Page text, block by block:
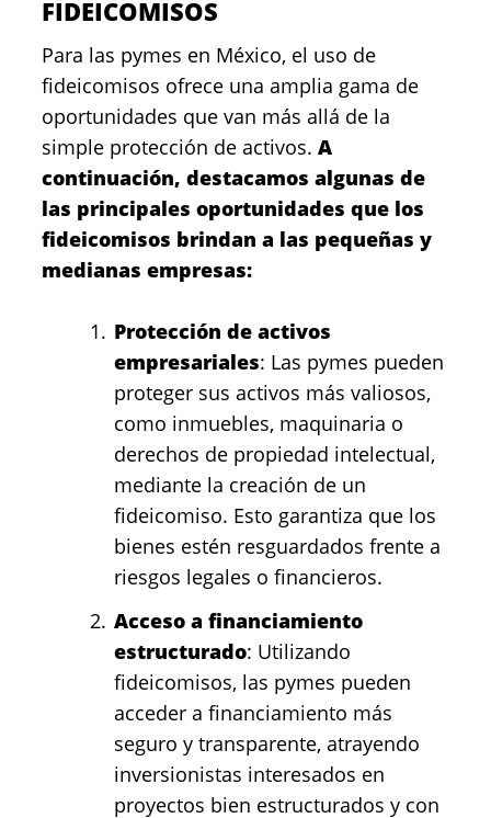
FIDEICOMISOS
Para las pymes en México, el uso de
fideicomisos ofrece una amplia gama de
oportunidades que van más allá de la
simple protección de activos. A
continuación, destacamos algunas de
las principales oportunidades que los
fideicomisos brindan a las pequeñas y
medianas empresas:
Protección de activos
empresariales: Las pymes pueden
proteger sus activos más valiosos,
como inmuebles, maquinaria o
derechos de propiedad intelectual,
mediante la creación de un
fideicomiso. Esto garantiza que los
bienes estén resguardados frente a
riesgos legales o financieros.
Acceso a financiamiento
estructurado: Utilizando
fideicomisos, las pymes pueden
acceder a financiamiento más
seguro y transparente, atrayendo
inversionistas interesados en
proyectos bien estructurados y con